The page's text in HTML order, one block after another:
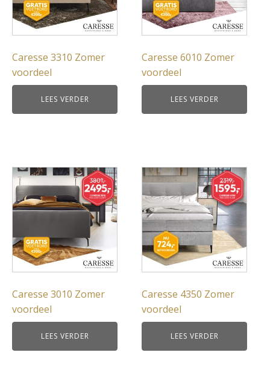
Caresse 3310 Zomer
voordeel
LEES VERDER
Caresse 6010 Zomer
voordeel
LEES VERDER
Caresse 3010 Zomer
voordeel
LEES VERDER
Caresse 4350 Zomer
voordeel
LEES VERDER